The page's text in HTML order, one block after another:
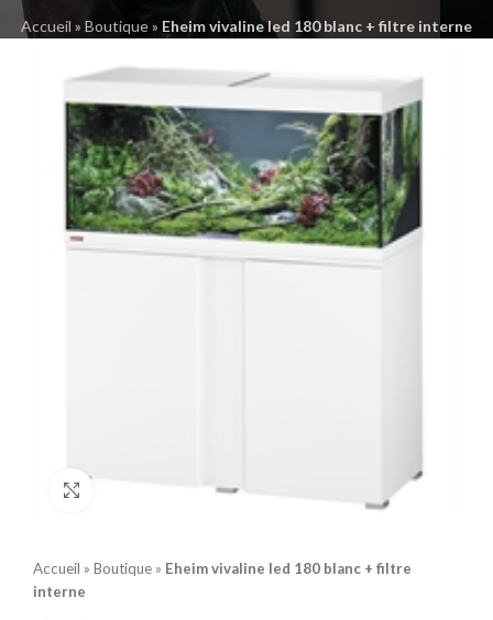
Accueil » Boutique» Eheim vivaline led 180 blanc + filtre interne
Accueil » Boutique » Eheim vivaline led 180 blanc + filtre
interne